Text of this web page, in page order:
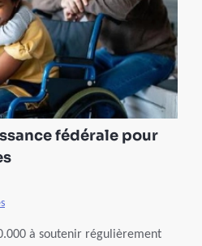
fédérale pour
à soutenir régulièrement